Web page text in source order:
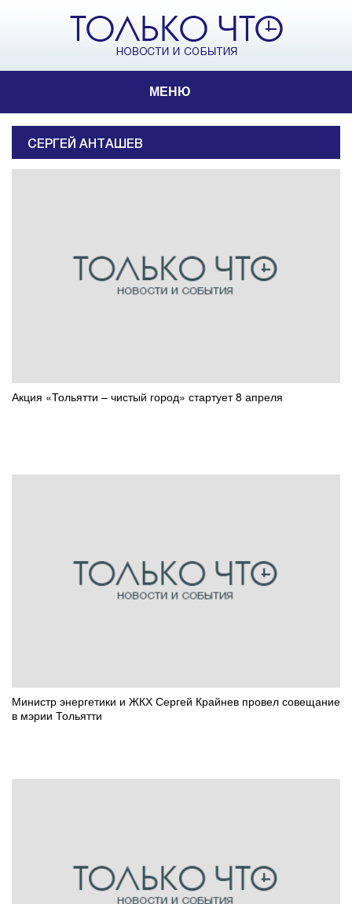
МЕНЮ
СЕРГЕЙ АНТАШЕВ
Акция «Тольятти – чистый город» стартует 8 апреля
Министр энергетики и ЖКХ Сергей Крайнев провел совещание
в мэрии Тольятти